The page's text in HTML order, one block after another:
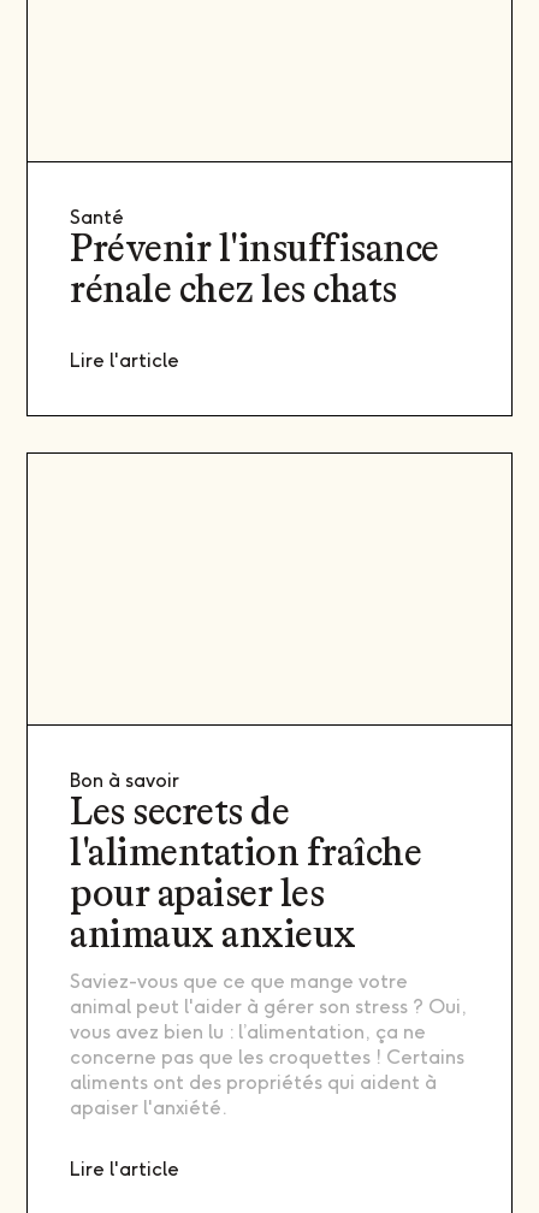
Santé
Prévenir l'insuffisance
rénale chez les chats
Lire l'article
Bon à savoir
Les secrets de
l'alimentation fraîche
pour apaiser les
animaux anxieux
Saviez-vous que ce que mange votre
animal peut l'aider à gérer son stress ? Oui,
vous avez bien lu : l’alimentation, ça ne
concerne pas que les croquettes ! Certains
aliments ont des propriétés qui aident à
apaiser l'anxiété.
Lire l'article